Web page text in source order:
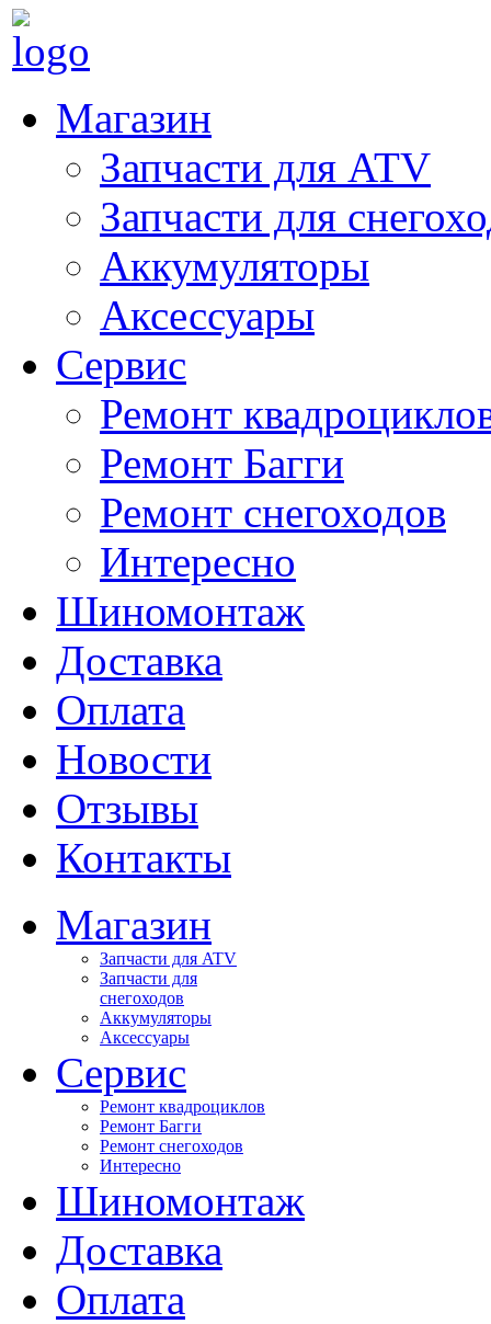
Магазин
Запчасти для ATV
Запчасти для
Аккумуляторы
Аксессуары
Сервис
Ремонт
Ремонт Багги
Ремонт снегоходов
Интересно
Шиномонтаж
Доставка
Оплата
Новости
Отзывы
Контакты
Магазин
Запчасти для ATV
Запчасти для
снегоходов
Аккумуляторы
Аксессуары
Сервис
Ремонт квадроциклов
Ремонт Багги
Ремонт снегоходов
Интересно
Шиномонтаж
Доставка
Оплата